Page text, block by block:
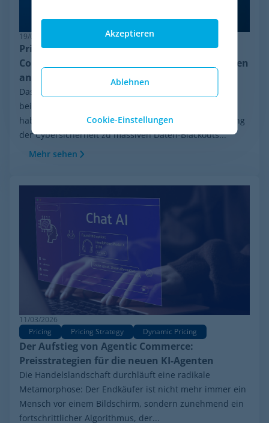
19/06/2026
Pricing-Resilienz: Warum Minderest das
Competitor Monitoring trotz Anti-Bot-Systemen
anführt
Das E-Commerce-Ökosystem entwickelt sich mit
beispielloser Geschwindigkeit. In den letzten Wochen
haben ständige Mutationen und die globale Aufrüstung
der Cybersicherheit zu massiven Daten-Blackouts...
Mehr sehen
11/03/2026
Pricing
Pricing Strategy Dynamic Pricing
Der Aufstieg von Agentic Commerce:
Preisstrategien für die neuen KI-Agenten
Die Handelslandschaft durchläuft eine radikale
Metamorphose: Der Endkäufer ist nicht mehr immer ein
Mensch vor einem Bildschirm, sondern zunehmend ein
fortschrittlicher Algorithmus, der...
Ablehnen
Akzeptieren
Cookie-Einstellungen